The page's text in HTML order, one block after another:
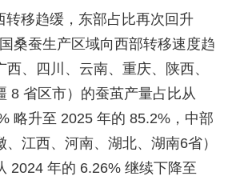
转移趋缓，东部占比再次回升
桑蚕生产区域向西部转移速度趋
、四川、云南、重庆、陕西、
8 省区市）的蚕茧产量占比从
略升至 2025 年的 85.2%，中部
江西、河南、湖北、湖南6省）
2024 年的 6.26% 继续下降至